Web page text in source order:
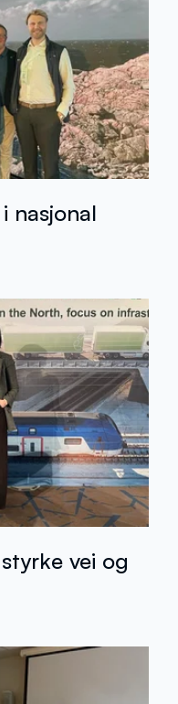
nasjonal
vei og